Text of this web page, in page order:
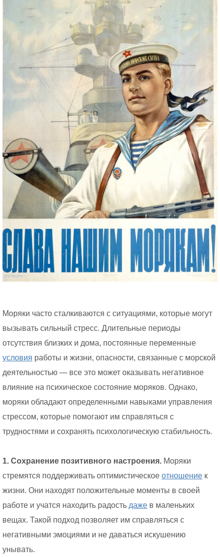
Моряки часто сталкиваются с ситуациями, которые могут
вызывать сильный стресс. Длительные периоды
отсутствия близких и дома, постоянные переменные
условия работы и жизни, опасности, связанные с морской
деятельностью — все это может оказывать негативное
влияние на психическое состояние моряков. Однако,
моряки обладают определенными навыками управления
стрессом, которые помогают им справляться с
трудностями и сохранять психологическую стабильность.
1. Сохранение позитивного настроения. Моряки
стремятся поддерживать оптимистическое отношение к
жизни. Они находят положительные моменты в своей
работе и учатся находить радость даже в маленьких
вещах. Такой подход позволяет им справляться с
негативными эмоциями и не даваться искушению
унывать.